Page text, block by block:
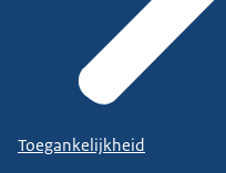
Toegankelijkheid